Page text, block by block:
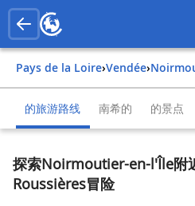
Pays de la Loire› Vendée›
的旅游路线 南希的 的景点
探索Noirmoutier-en-l'Île附
Roussières冒险